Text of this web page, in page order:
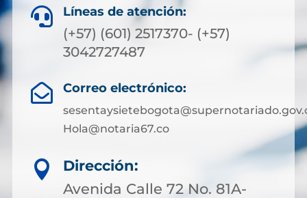
 Líneas de atención:
(+57) (601) 2517370- (+57)
3042727487
 Correo electrónico:
Hola@notaria67.co

Dirección:
Avenida Calle 72 No. 81A-